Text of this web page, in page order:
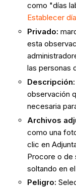
como "días
Establecer
Privado:
esta
las personas
Descripción:
observación
necesaria
Archivos
como una
clic en
Procore o de
soltando en
Peligro: